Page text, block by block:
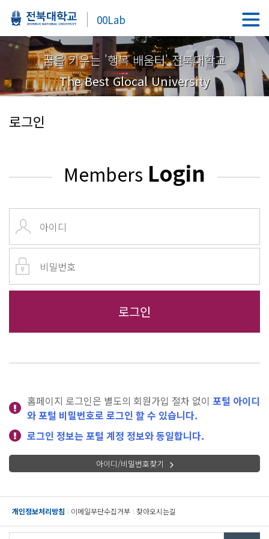
00Lab
꿈을 키우는 '행복 배움터' 전북대학교
The Best Glocal University
로그인
Members Login
홈페이지 로그인은 별도의 회원가입 절차 없이 포털 아이디
와 포털 비밀번호로 로그인 할 수 있습니다.
로그인 정보는 포털 계정 정보와 동일합니다.
아이디/비밀번호찾기
개인정보처리방침 이메일무단수집거부 찾아오시는길